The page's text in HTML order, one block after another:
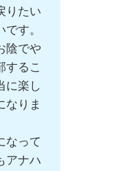
りたい
す。
陰でや
するこ
に楽し
なりま
なって
アナハ